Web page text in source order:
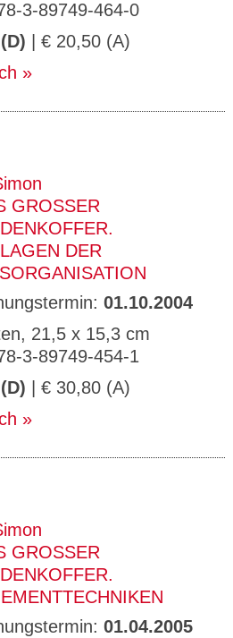
3-89749-464-0
| € 20,50 (A)
M
G
DER A
01.10.2004
21,5 x 15,3 cm
3-89749-454-1
| € 30,80 (A)
M
M
01.04.2005